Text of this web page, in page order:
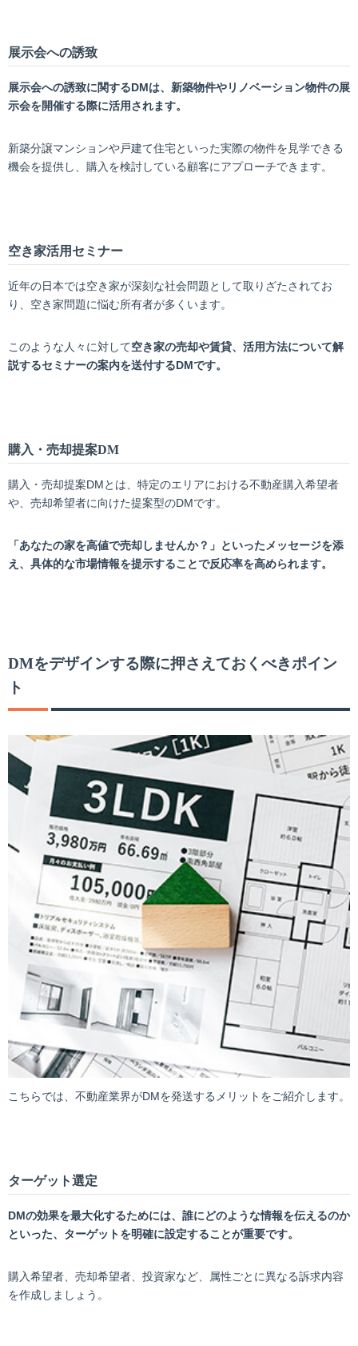
展示会への誘致
展示会への誘致に関するDMは、新築物件やリノベーション物件の展
示会を開催する際に活用されます。
新築分譲マンションや戸建て住宅といった実際の物件を見学できる
機会を提供し、購入を検討している顧客にアプローチできます。
空き家活用セミナー
近年の日本では空き家が深刻な社会問題として取りざたされてお
り、空き家問題に悩む所有者が多くいます。
このような人々に対して空き家の売却や賃貸、活用方法について解
説するセミナーの案内を送付するDMです。
購入・売却提案DM
購入・売却提案DMとは、特定のエリアにおける不動産購入希望者
や、売却希望者に向けた提案型のDMです。
「あなたの家を高値で売却しませんか？」といったメッセージを添
え、具体的な市場情報を提示することで反応率を高められます。
DMをデザインする際に押さえておくべきポイン
ト
こちらでは、不動産業界がDMを発送するメリットをご紹介します。
ターゲット選定
DMの効果を最大化するためには、誰にどのような情報を伝えるのか
といった、ターゲットを明確に設定することが重要です。
購入希望者、売却希望者、投資家など、属性ごとに異なる訴求内容
を作成しましょう。